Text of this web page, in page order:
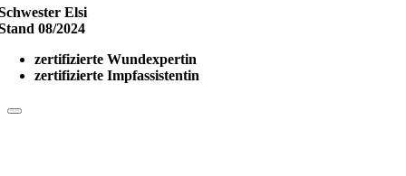
Elsi
08/2024
zertifizierte Wundexpertin
zertifizierte Impfassistentin